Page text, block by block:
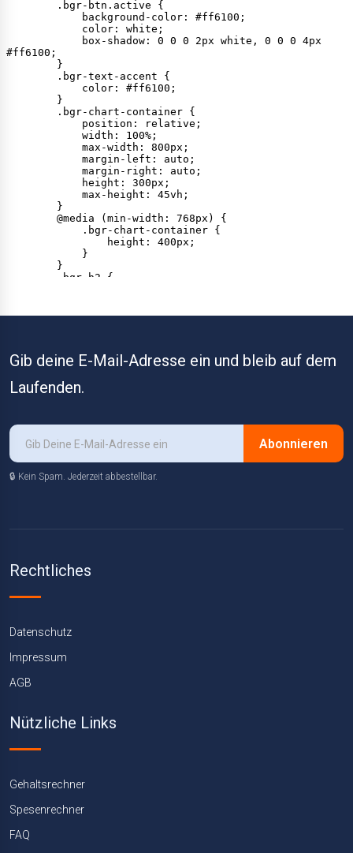
Gib deine E-Mail-Adresse ein und bleib auf dem
Laufenden.
Abonnieren
🔒 Kein Spam. Jederzeit abbestellbar.
Rechtliches
Datenschutz
Impressum
AGB
Nützliche Links
Gehaltsrechner
Spesenrechner
FAQ